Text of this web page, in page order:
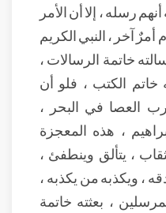
رسله ، إلا أن الأمر
أمرٌ آخر ، النبي الكريم
خاتمة الرسالات ،
خاتم الكتب ، فلو أن
العصا في البحر ،
، هذه المعجزة
، يتألق وينطفئ ،
، ويكذبه من يكذبه ،
، بعثته خاتمة